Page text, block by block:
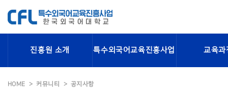
진흥원 소개 특수외국어교육진흥사업 교육과
HOME 커뮤니티 공지사항